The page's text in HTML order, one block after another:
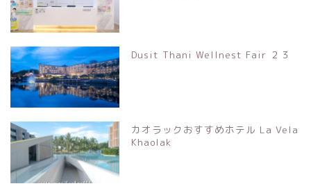
Dusit Thani Wellnest Fair ２３
カオラックおすすめホテル La Vela
Khaolak